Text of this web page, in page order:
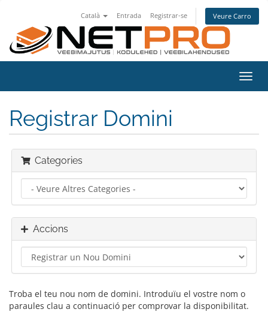
Català Entrada Registrar-se Veure Carro
la
Registrar Domini
Categories
Accions
Troba el teu nou nom de domini. Introduïu el vostre nom o
paraules clau a continuació per comprovar la disponibilitat.